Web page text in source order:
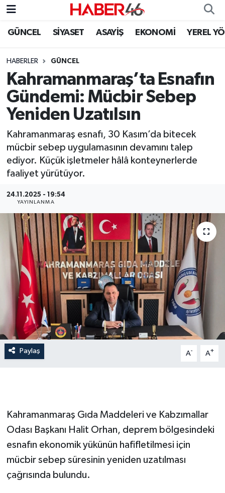
GÜNCEL SİYASET ASAYİŞ EKONOMİ YEREL
HABERLER GÜNCEL
Kahramanmaraş’ta Esnafın
Gündemi: Mücbir Sebep
Yeniden Uzatılsın
Kahramanmaraş esnafı, 30 Kasım’da bitecek
mücbir sebep uygulamasının devamını talep
ediyor. Küçük işletmeler hâlâ konteynerlerde
faaliyet yürütüyor.
24.11.2025 - 19:54
YAYINLANMA
Paylaş A- A+
Kahramanmaraş Gıda Maddeleri ve Kabzımallar
Odası Başkanı Halit Orhan, deprem bölgesindeki
esnafın ekonomik yükünün hafifletilmesi için
mücbir sebep süresinin yeniden uzatılması
çağrısında bulundu.
GÜNCEL
SİYASET
EKONOMİ
SPOR
YAŞAM
TEKNOLOJİ
SAĞLIK
EĞİTİM
İLÇE HABERLERİ
KÜLTÜR-SANAT
KSÜ
DÜNYA
ROPORTAJ
YEREL YÖNETİM
MEDYA
SEÇİM 2011
Nöbetçi Eczaneler
Hava Durumu
Kahramanmaraş Namaz Vakitleri
Trafik Durumu
Süper Lig Puan Durumu ve Fikstür
Tüm Manşetler
Son Dakika Haberleri
Haber Arşivi